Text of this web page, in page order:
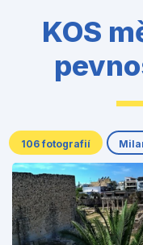
KOS
106 fotografií